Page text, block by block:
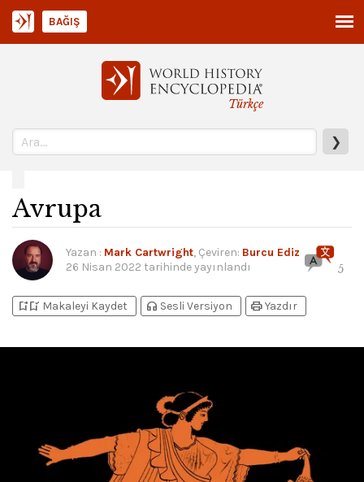
Türkçe
❯
BAĞIŞ
Avrupa
Yazan : Mark Cartwright, Çeviren: Burcu Ediz
26 Nisan 2022 tarihinde yayınlandı 5
bookmark_addbookmark_added Makaleyi Kaydet headphones Sesli Versiyon printYazdır